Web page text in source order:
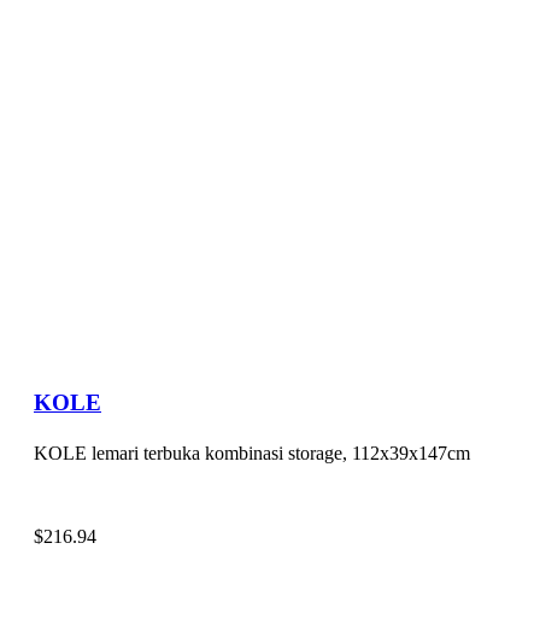
KOLE
KOLE lemari terbuka kombinasi storage, 112x39x147cm
$216.94